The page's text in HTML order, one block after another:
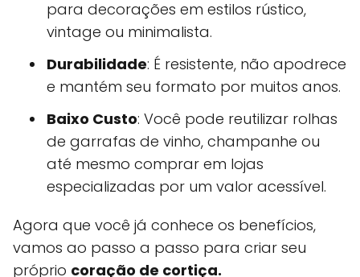
para decorações em estilos rústico,
vintage ou minimalista.
Durabilidade: É resistente, não apodrece
e mantém seu formato por muitos anos.
Baixo Custo: Você pode reutilizar rolhas
de garrafas de vinho, champanhe ou
até mesmo comprar em lojas
especializadas por um valor acessível.
Agora que você já conhece os benefícios,
vamos ao passo a passo para criar seu
próprio coração de cortiça.